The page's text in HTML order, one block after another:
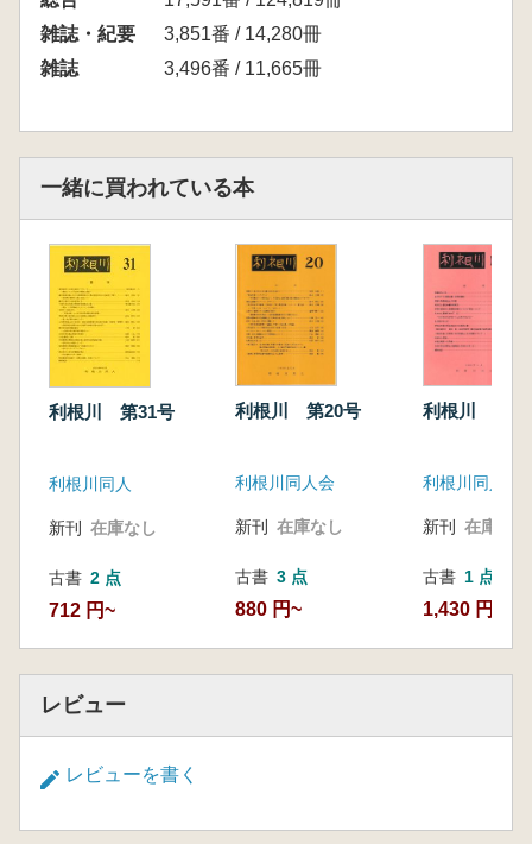
雑誌・紀要
3,851番 / 14,280冊
雑誌
3,496番 / 11,665冊
一緒に買われている本
利根川 第31号
利根川同人
新刊 在庫なし
古書 2 点
712 円~
利根川 第20号
利根川同人会
新刊 在庫なし
古書 3 点
880 円~
利根川 第13
利根川同人会
新刊 在庫なし
古書 1 点
1,430 円
レビュー
レビューを書く